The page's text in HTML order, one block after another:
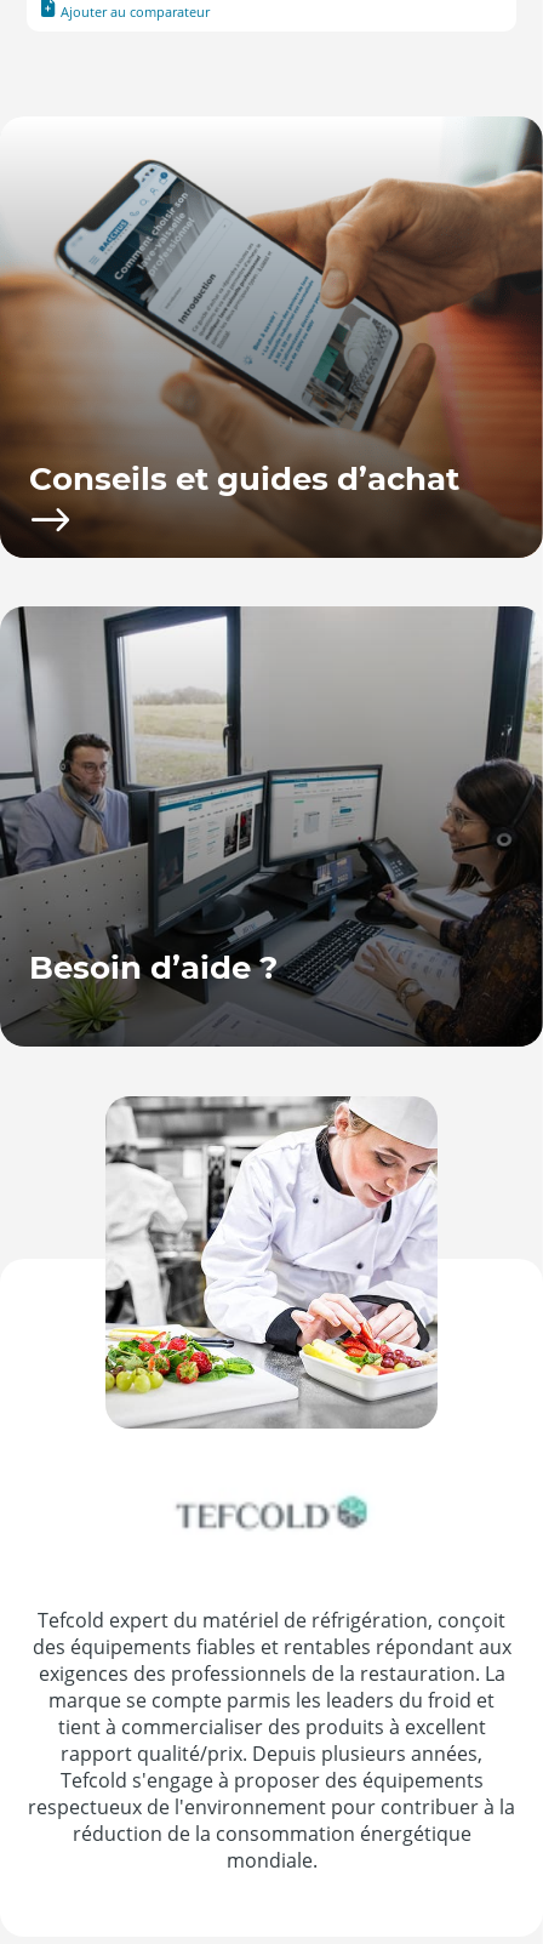
Ajouter au comparateur
Conseils et guides d’achat
Besoin d’aide ?
Tefcold expert du matériel de réfrigération, conçoit
des équipements fiables et rentables répondant aux
exigences des professionnels de la restauration. La
marque se compte parmis les leaders du froid et
tient à commercialiser des produits à excellent
rapport qualité/prix. Depuis plusieurs années,
Tefcold s'engage à proposer des équipements
respectueux de l'environnement pour contribuer à la
réduction de la consommation énergétique
mondiale.